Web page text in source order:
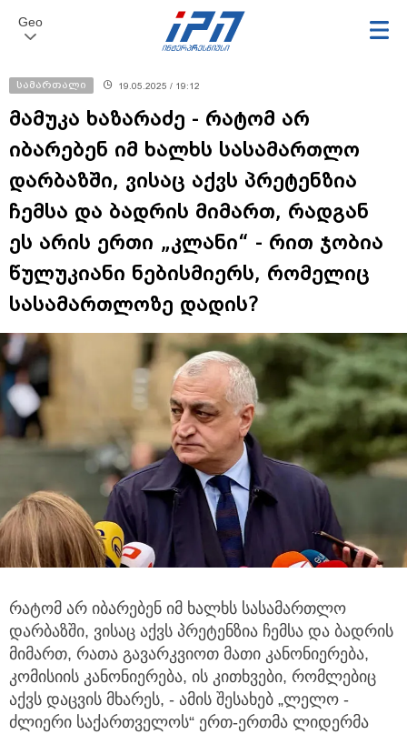
Geo
სამართალი 19.05.2025 / 19:12
მამუკა ხაზარაძე - რატომ არ
იბარებენ იმ ხალხს სასამართლო
დარბაზში, ვისაც აქვს პრეტენზია
ჩემსა და ბადრის მიმართ, რადგან
ეს არის ერთი „კლანი“ - რით ჯობია
წულუკიანი ნებისმიერს, რომელიც
სასამართლოზე დადის?
რატომ არ იბარებენ იმ ხალხს სასამართლო
დარბაზში, ვისაც აქვს პრეტენზია ჩემსა და ბადრის
მიმართ, რათა გავარკვიოთ მათი კანონიერება,
კომისიის კანონიერება, ის კითხვები, რომლებიც
აქვს დაცვის მხარეს, - ამის შესახებ „ლელო -
ძლიერი საქართველოს“ ერთ-ერთმა ლიდერმა